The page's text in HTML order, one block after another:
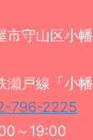
市守山区小
瀬戸線「小
796-2225
～19:00